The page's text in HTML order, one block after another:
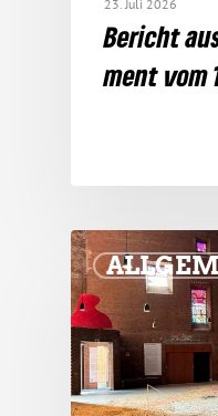
23. Juli 2026
Bericht
ment vom